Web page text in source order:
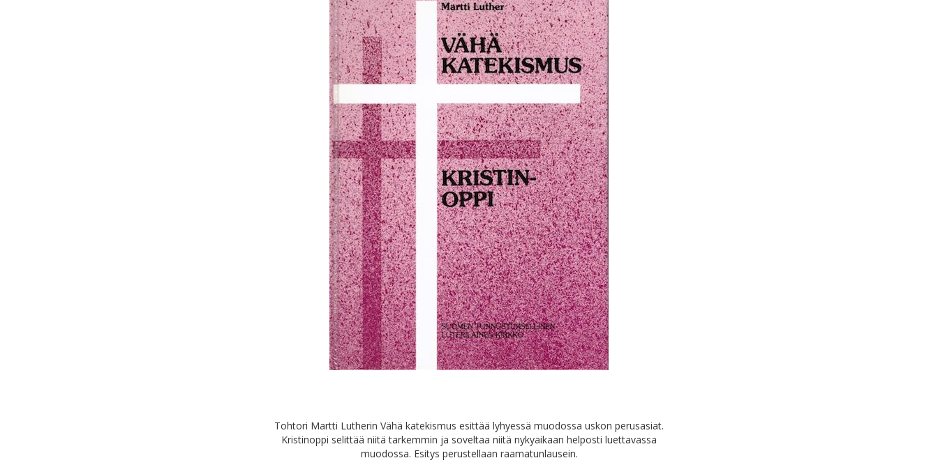
Tohtori Martti Lutherin Vähä katekismus esittää lyhyessä muodossa uskon perusasiat.
Kristinoppi selittää niitä tarkemmin ja soveltaa niitä nykyaikaan helposti luettavassa
muodossa. Esitys perustellaan raamatunlausein.